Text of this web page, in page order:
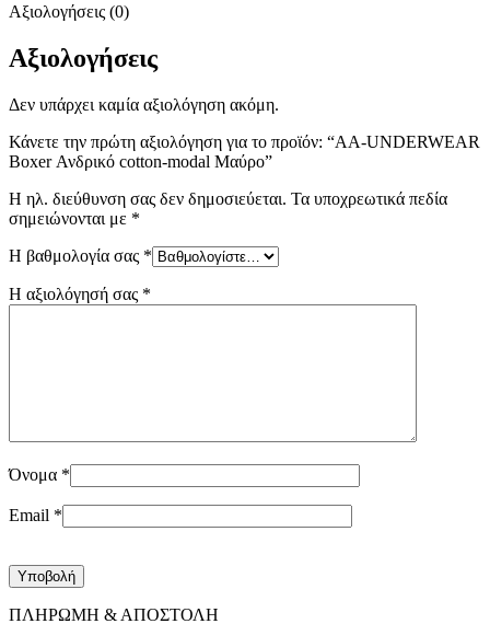
Αξιολογήσεις (0)
Αξιολογήσεις
Δεν υπάρχει καμία αξιολόγηση ακόμη.
Κάνετε την πρώτη αξιολόγηση για το προϊόν: “AA-UNDERWEAR
Boxer Ανδρικό cotton-modal Μαύρο”
Η ηλ. διεύθυνση σας δεν δημοσιεύεται. Τα υποχρεωτικά πεδία
σημειώνονται με *
Η βαθμολογία σας *
Η αξιολόγησή σας *
Όνομα *
Email *
ΠΛΗΡΩΜΗ & ΑΠΟΣΤΟΛΗ